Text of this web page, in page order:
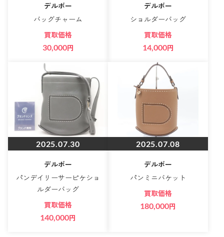
デルボー
バッグチャーム
買取価格
30,000円
デルボー
ショルダーバッグ
買取価格
14,000円
2025.07.30
デルボー
パンデイリーサーピケショ
ルダーバッグ
買取価格
140,000円
2025.07.08
デルボー
パンミニバケット
買取価格
180,000円